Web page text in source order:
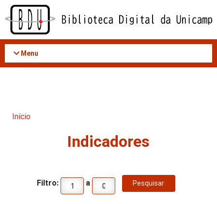
Acessar
conteúdo
Menu
Início
Indicadores
Filtro: a